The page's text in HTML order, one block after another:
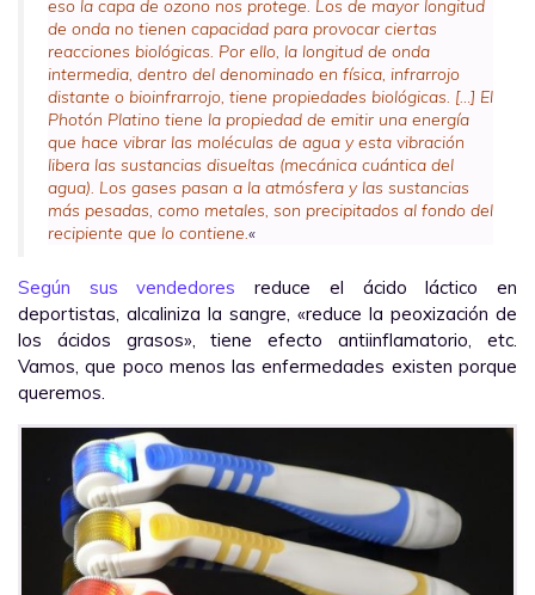
eso la capa de ozono nos protege. Los de mayor longitud
de onda no tienen capacidad para provocar ciertas
reacciones biológicas. Por ello, la longitud de onda
intermedia, dentro del denominado en física, infrarrojo
distante o bioinfrarrojo, tiene propiedades biológicas. […] El
Photón Platino tiene la propiedad de emitir una energía
que hace vibrar las moléculas de agua y esta vibración
libera las sustancias disueltas (mecánica cuántica del
agua). Los gases pasan a la atmósfera y las sustancias
más pesadas, como metales, son precipitados al fondo del
recipiente que lo contiene.«
Según sus vendedores reduce el ácido láctico en
deportistas, alcaliniza la sangre, «reduce la peoxización de
los ácidos grasos», tiene efecto antiinflamatorio, etc.
Vamos, que poco menos las enfermedades existen porque
queremos.